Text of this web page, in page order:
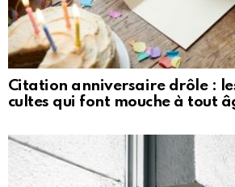
Citation anniversaire drôle :
cultes qui font mouche à tout